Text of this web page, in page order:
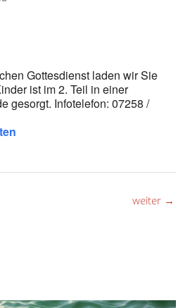
Gottesdienst laden wir Sie
ist im 2. Teil in einer
gesorgt. Infotelefon: 07258 /
weiter →